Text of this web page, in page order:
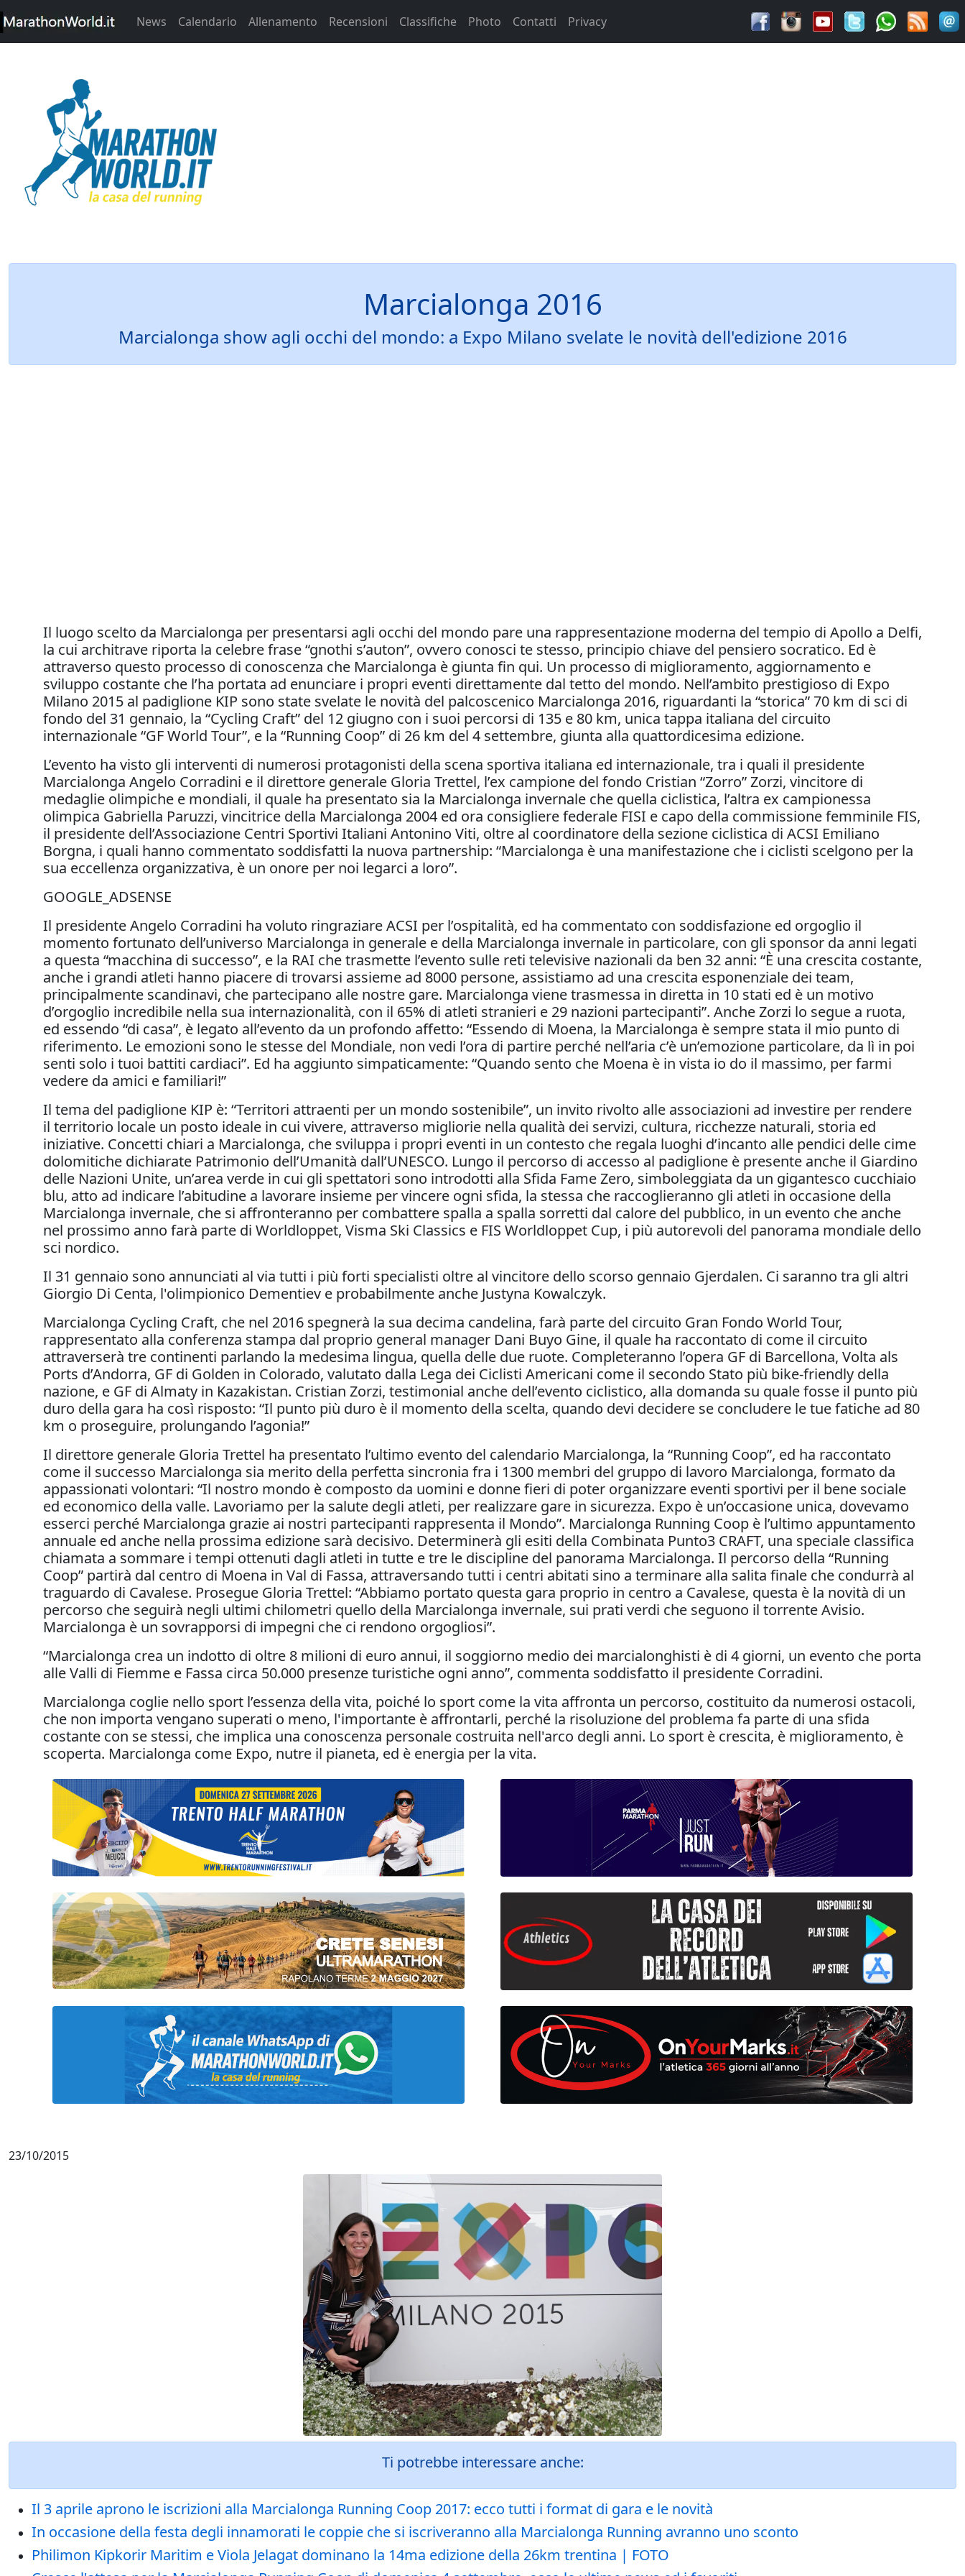
News Calendario Allenamento Recensioni Classifiche Photo Contatti Privacy
Marcialonga 2016
Marcialonga show agli occhi del mondo: a Expo Milano svelate le novità dell'edizione 2016
Il luogo scelto da Marcialonga per presentarsi agli occhi del mondo pare una rappresentazione moderna del tempio di Apollo a Delfi,
la cui architrave riporta la celebre frase “gnothi s’auton”, ovvero conosci te stesso, principio chiave del pensiero socratico. Ed è
attraverso questo processo di conoscenza che Marcialonga è giunta fin qui. Un processo di miglioramento, aggiornamento e
sviluppo costante che l’ha portata ad enunciare i propri eventi direttamente dal tetto del mondo. Nell’ambito prestigioso di Expo
Milano 2015 al padiglione KIP sono state svelate le novità del palcoscenico Marcialonga 2016, riguardanti la “storica” 70 km di sci di
fondo del 31 gennaio, la “Cycling Craft” del 12 giugno con i suoi percorsi di 135 e 80 km, unica tappa italiana del circuito
internazionale “GF World Tour”, e la “Running Coop” di 26 km del 4 settembre, giunta alla quattordicesima edizione.
L’evento ha visto gli interventi di numerosi protagonisti della scena sportiva italiana ed internazionale, tra i quali il presidente
Marcialonga Angelo Corradini e il direttore generale Gloria Trettel, l’ex campione del fondo Cristian “Zorro” Zorzi, vincitore di
medaglie olimpiche e mondiali, il quale ha presentato sia la Marcialonga invernale che quella ciclistica, l’altra ex campionessa
olimpica Gabriella Paruzzi, vincitrice della Marcialonga 2004 ed ora consigliere federale FISI e capo della commissione femminile FIS,
il presidente dell’Associazione Centri Sportivi Italiani Antonino Viti, oltre al coordinatore della sezione ciclistica di ACSI Emiliano
Borgna, i quali hanno commentato soddisfatti la nuova partnership: “Marcialonga è una manifestazione che i ciclisti scelgono per la
sua eccellenza organizzativa, è un onore per noi legarci a loro”.
GOOGLE_ADSENSE
Il presidente Angelo Corradini ha voluto ringraziare ACSI per l’ospitalità, ed ha commentato con soddisfazione ed orgoglio il
momento fortunato dell’universo Marcialonga in generale e della Marcialonga invernale in particolare, con gli sponsor da anni legati
a questa “macchina di successo”, e la RAI che trasmette l’evento sulle reti televisive nazionali da ben 32 anni: “È una crescita costante,
anche i grandi atleti hanno piacere di trovarsi assieme ad 8000 persone, assistiamo ad una crescita esponenziale dei team,
principalmente scandinavi, che partecipano alle nostre gare. Marcialonga viene trasmessa in diretta in 10 stati ed è un motivo
d’orgoglio incredibile nella sua internazionalità, con il 65% di atleti stranieri e 29 nazioni partecipanti”. Anche Zorzi lo segue a ruota,
ed essendo “di casa”, è legato all’evento da un profondo affetto: “Essendo di Moena, la Marcialonga è sempre stata il mio punto di
riferimento. Le emozioni sono le stesse del Mondiale, non vedi l’ora di partire perché nell’aria c’è un’emozione particolare, da lì in poi
senti solo i tuoi battiti cardiaci”. Ed ha aggiunto simpaticamente: “Quando sento che Moena è in vista io do il massimo, per farmi
vedere da amici e familiari!”
Il tema del padiglione KIP è: “Territori attraenti per un mondo sostenibile”, un invito rivolto alle associazioni ad investire per rendere
il territorio locale un posto ideale in cui vivere, attraverso migliorie nella qualità dei servizi, cultura, ricchezze naturali, storia ed
iniziative. Concetti chiari a Marcialonga, che sviluppa i propri eventi in un contesto che regala luoghi d’incanto alle pendici delle cime
dolomitiche dichiarate Patrimonio dell’Umanità dall’UNESCO. Lungo il percorso di accesso al padiglione è presente anche il Giardino
delle Nazioni Unite, un’area verde in cui gli spettatori sono introdotti alla Sfida Fame Zero, simboleggiata da un gigantesco cucchiaio
blu, atto ad indicare l’abitudine a lavorare insieme per vincere ogni sfida, la stessa che raccoglieranno gli atleti in occasione della
Marcialonga invernale, che si affronteranno per combattere spalla a spalla sorretti dal calore del pubblico, in un evento che anche
nel prossimo anno farà parte di Worldloppet, Visma Ski Classics e FIS Worldloppet Cup, i più autorevoli del panorama mondiale dello
sci nordico.
Il 31 gennaio sono annunciati al via tutti i più forti specialisti oltre al vincitore dello scorso gennaio Gjerdalen. Ci saranno tra gli altri
Giorgio Di Centa, l'olimpionico Dementiev e probabilmente anche Justyna Kowalczyk.
Marcialonga Cycling Craft, che nel 2016 spegnerà la sua decima candelina, farà parte del circuito Gran Fondo World Tour,
rappresentato alla conferenza stampa dal proprio general manager Dani Buyo Gine, il quale ha raccontato di come il circuito
attraverserà tre continenti parlando la medesima lingua, quella delle due ruote. Completeranno l’opera GF di Barcellona, Volta als
Ports d’Andorra, GF di Golden in Colorado, valutato dalla Lega dei Ciclisti Americani come il secondo Stato più bike-friendly della
nazione, e GF di Almaty in Kazakistan. Cristian Zorzi, testimonial anche dell’evento ciclistico, alla domanda su quale fosse il punto più
duro della gara ha così risposto: “Il punto più duro è il momento della scelta, quando devi decidere se concludere le tue fatiche ad 80
km o proseguire, prolungando l’agonia!”
Il direttore generale Gloria Trettel ha presentato l’ultimo evento del calendario Marcialonga, la “Running Coop”, ed ha raccontato
come il successo Marcialonga sia merito della perfetta sincronia fra i 1300 membri del gruppo di lavoro Marcialonga, formato da
appassionati volontari: “Il nostro mondo è composto da uomini e donne fieri di poter organizzare eventi sportivi per il bene sociale
ed economico della valle. Lavoriamo per la salute degli atleti, per realizzare gare in sicurezza. Expo è un’occasione unica, dovevamo
esserci perché Marcialonga grazie ai nostri partecipanti rappresenta il Mondo”. Marcialonga Running Coop è l’ultimo appuntamento
annuale ed anche nella prossima edizione sarà decisivo. Determinerà gli esiti della Combinata Punto3 CRAFT, una speciale classifica
chiamata a sommare i tempi ottenuti dagli atleti in tutte e tre le discipline del panorama Marcialonga. Il percorso della “Running
Coop” partirà dal centro di Moena in Val di Fassa, attraversando tutti i centri abitati sino a terminare alla salita finale che condurrà al
traguardo di Cavalese. Prosegue Gloria Trettel: “Abbiamo portato questa gara proprio in centro a Cavalese, questa è la novità di un
percorso che seguirà negli ultimi chilometri quello della Marcialonga invernale, sui prati verdi che seguono il torrente Avisio.
Marcialonga è un sovrapporsi di impegni che ci rendono orgogliosi”.
“Marcialonga crea un indotto di oltre 8 milioni di euro annui, il soggiorno medio dei marcialonghisti è di 4 giorni, un evento che porta
alle Valli di Fiemme e Fassa circa 50.000 presenze turistiche ogni anno”, commenta soddisfatto il presidente Corradini.
Marcialonga coglie nello sport l’essenza della vita, poiché lo sport come la vita affronta un percorso, costituito da numerosi ostacoli,
che non importa vengano superati o meno, l'importante è affrontarli, perché la risoluzione del problema fa parte di una sfida
costante con se stessi, che implica una conoscenza personale costruita nell'arco degli anni. Lo sport è crescita, è miglioramento, è
scoperta. Marcialonga come Expo, nutre il pianeta, ed è energia per la vita.
23/10/2015
Ti potrebbe interessare anche:
Il 3 aprile aprono le iscrizioni alla Marcialonga Running Coop 2017: ecco tutti i format di gara e le novità
In occasione della festa degli innamorati le coppie che si iscriveranno alla Marcialonga Running avranno uno sconto
Philimon Kipkorir Maritim e Viola Jelagat dominano la 14ma edizione della 26km trentina | FOTO